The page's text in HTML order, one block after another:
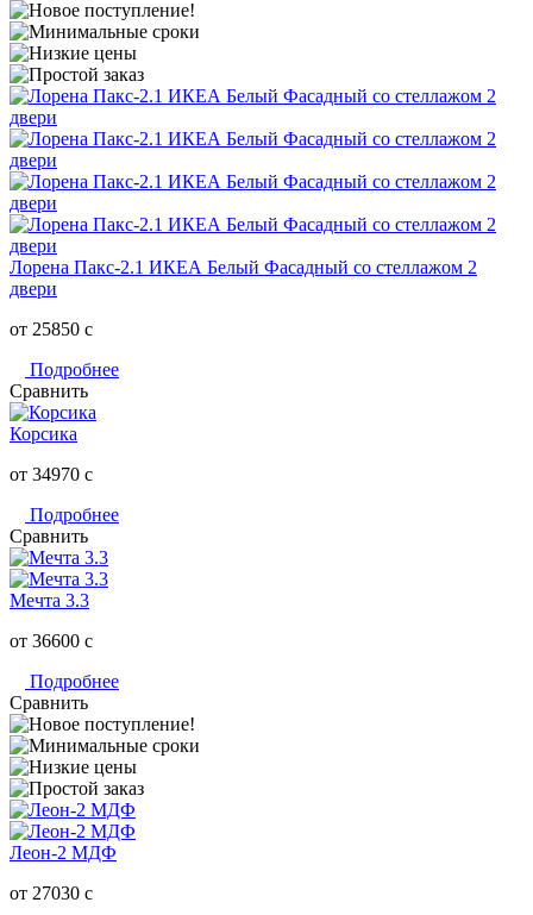
Лорена Пакс-2.1 ИКЕА Белый Фасадный со стеллажом 2
двери
от 25850 c
Подробнее
Сравнить
Корсика
от 34970 c
Подробнее
Сравнить
Мечта 3.3
от 36600 c
Подробнее
Сравнить
Леон-2 МДФ
от 27030 c